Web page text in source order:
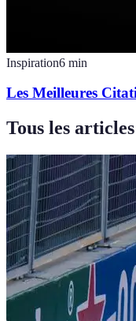
Inspiration6 min
Les Meilleures
Tous les articles